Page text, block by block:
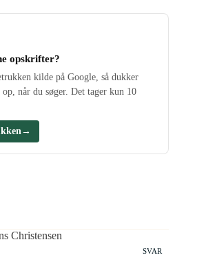
opskrifter?
kilde på Google, så dukker
når du søger. Det tager kun 10
→
Christensen
SVAR